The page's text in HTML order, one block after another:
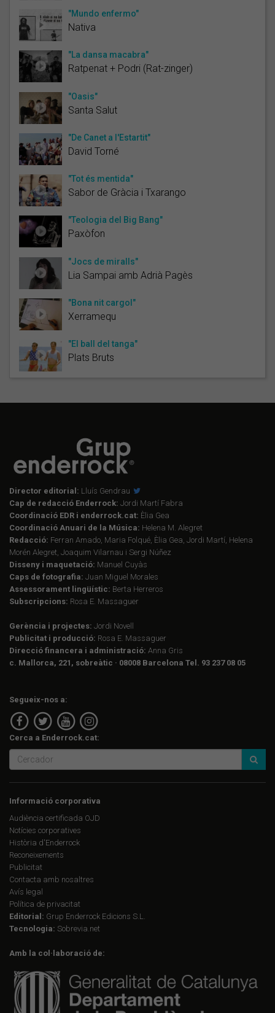
"Mundo enfermo"
Nativa
"La dansa macabra"
Ratpenat + Podri (Rat-zinger)
"Oasis"
Santa Salut
"De Canet a l'Estartit"
David Torné
"Tot és mentida"
Sabor de Gràcia i Txarango
"Teologia del Big Bang"
Paxòfon
"Jocs de miralls"
Lia Sampai amb Adrià Pagès
"Bona nit cargol"
Xerramequ
"El ball del tanga"
Plats Bruts
Director editorial: Lluís Gendrau
Cap de redacció Enderrock: Jordi Martí Fabra
Coordinació EDR i enderrock.cat: Èlia Gea
Coordinació Anuari de la Música: Helena M. Alegret
Redacció: Ferran Amado, Maria Folqué, Èlia Gea, Jordi Martí, Helena
Morén Alegret, Joaquim Vilarnau i Sergi Núñez
Disseny i maquetació: Manuel Cuyàs
Caps de fotografia: Juan Miguel Morales
Assessorament lingüístic: Berta Herreros
Subscripcions: Rosa E. Massaguer
Gerència i projectes: Jordi Novell
Publicitat i producció: Rosa E. Massaguer
Direcció financera i administració: Anna Gris
c. Mallorca, 221, sobreàtic · 08008 Barcelona Tel. 93 237 08 05
Segueix-nos a:
Cerca a Enderrock.cat:
Informació corporativa
Audiència certificada OJD
Notícies corporatives
Història d'Enderrock
Reconeixements
Publicitat
Contacta amb nosaltres
Avís legal
Política de privacitat
Editorial: Grup Enderrock Edicions S.L.
Tecnologia: Sobrevia.net
Amb la col·laboració de: